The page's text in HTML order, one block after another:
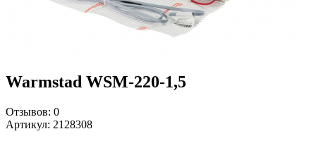
Warmstad WSM-220-1,5
Отзывов: 0
Артикул: 2128308